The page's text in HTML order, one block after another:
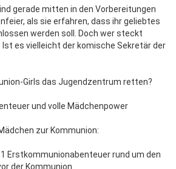
gerade mitten in den Vorbereitungen
als sie erfahren, dass ihr geliebtes
werden soll. Doch wer steckt
Ist es vielleicht der komische Sekretär der
Girls das Jugendzentrum retten?
und volle Mädchenpower
zur Kommunion:
Erstkommunionabenteuer rund um den
der Kommunion.